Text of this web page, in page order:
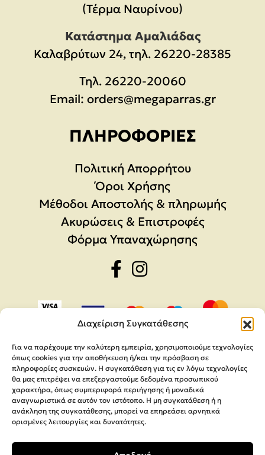
Διαχείριση Συγκατάθεσης
Για να παρέχουμε την καλύτερη εμπειρία, χρησιμοποιούμε τεχνολογίες
όπως cookies για την αποθήκευση ή/και την πρόσβαση σε
πληροφορίες συσκευών. Η συγκατάθεση για τις εν λόγω τεχνολογίες
θα μας επιτρέψει να επεξεργαστούμε δεδομένα προσωπικού
χαρακτήρα, όπως συμπεριφορά περιήγησης ή μοναδικά
αναγνωριστικά σε αυτόν τον ιστότοπο. Η μη συγκατάθεση ή η
ανάκληση της συγκατάθεσης, μπορεί να επηρεάσει αρνητικά
ορισμένες λειτουργίες και δυνατότητες.
(Τέρμα Ναυρίνου)
Κατάστημα Αμαλιάδας
Καλαβρύτων 24, τηλ. 26220-28385
Τηλ. 26220-20060
Email: orders@megaparras.gr
ΠΛΗΡΟΦΟΡΊΕΣ
Πολιτική Απορρήτου
Όροι Χρήσης
Μέθοδοι Αποστολής & πληρωμής
Ακυρώσεις & Επιστροφές
Φόρμα Υπαναχώρησης
Copyright 2026,